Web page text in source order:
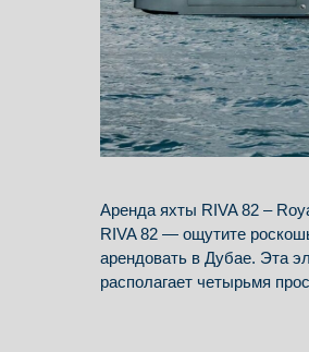
Аренда яхты RIVA 82 –
RIVA 82 — ощутите
арендовать в Дубае. Эта
располагает четырьмя